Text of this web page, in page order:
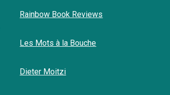
Rainbow Book Reviews
Les Mots à la Bouche
Dieter Moitzi